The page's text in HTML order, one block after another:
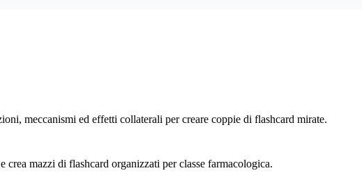
meccanismi ed effetti collaterali per creare coppie di flashcard mirate.
mazzi di flashcard organizzati per classe farmacologica.